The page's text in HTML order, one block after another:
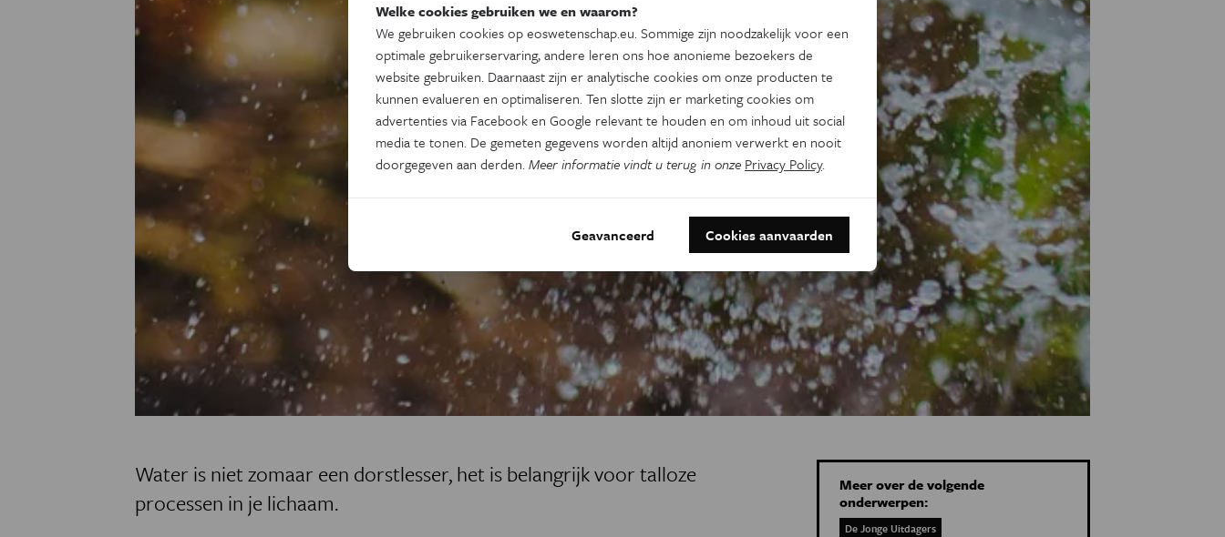
Water is niet zomaar een dorstlesser, het is belangrijk voor talloze
processen in je lichaam.
Meer over de volgende
onderwerpen:
De Jonge Uitdagers
Welke cookies gebruiken we en waarom?
We gebruiken cookies op eoswetenschap.eu. Sommige zijn noodzakelijk voor een
optimale gebruikerservaring, andere leren ons hoe anonieme bezoekers de
website gebruiken. Daarnaast zijn er analytische cookies om onze producten te
kunnen evalueren en optimaliseren. Ten slotte zijn er marketing cookies om
advertenties via Facebook en Google relevant te houden en om inhoud uit social
media te tonen. De gemeten gegevens worden altijd anoniem verwerkt en nooit
doorgegeven aan derden.Meer informatie vindt u terug in onze Privacy Policy.
Geavanceerd Cookies aanvaarden